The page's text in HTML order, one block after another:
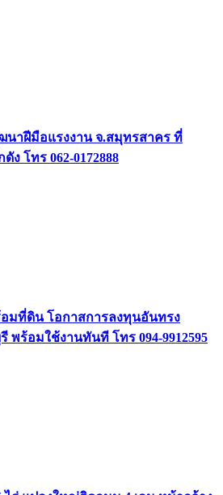
าฝีมือแรงงาน จ.สมุทรสาคร ที่
ง โทร 062-0172888
มที่ดิน โอกาสการลงทุนอันทรง
พร้อมใช้งานทันที โทร 094-9912595